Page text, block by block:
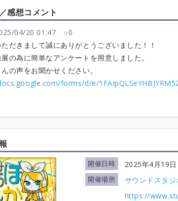
感想コメント
04/20 01:47
0
だきまして誠にありがとうございました！！
の為に簡単なアンケートを用意しました。
の声をお聞かせください。
forms/d/e/
開催日時 2025年4月19
開催場所 サウンドスタ
https://